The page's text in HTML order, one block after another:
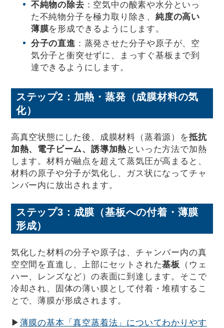
不純物の除去 ：空気中の酸素や水分といっ
た不純物分子を極力取り除き、純度の高い
薄膜を形成できるようにします。
分子の直進 ：蒸発させた分子や原子が、空
気分子と衝突せずに、まっすぐ基板まで到
達できるようにします。
ステップ2：加熱・蒸発（成膜材料の気
化）
高真空状態にした後、成膜材料（蒸着源）を抵抗
加熱、電子ビーム、誘導加熱 といった方法で加熱
します。材料が融点を超えて蒸気圧が高まると、
材料の原子や分子が気化し、ガス状になってチャ
ンバー内に放出されます。
ステップ3：成膜（基板への付着・薄膜
形成）
気化した材料の分子や原子は、チャンバー内の真
空空間を直進し、上部にセットされた基板
（ウェ
ハー、レンズなど）の表面に到達します。そこで
冷却され、固体の薄い膜として付着・堆積するこ
とで、薄膜が形成されます。
▶ 薄膜の基本「真空蒸着法」についてわかりやす